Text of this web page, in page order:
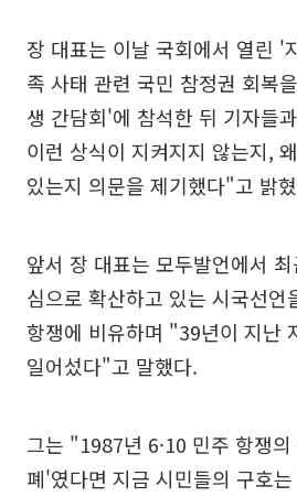
장 대표는 이날 국회에서 열린 '
족 사태 관련 국민 참정권 회복
생 간담회'에 참석한 뒤 기자들
이런 상식이 지켜지지 않는지,
있는지 의문을 제기했다"고 밝
앞서 장 대표는 모두발언에서
심으로 확산하고 있는 시국선언
항쟁에 비유하며 "39년이 지난
일어섰다"고 말했다.
그는 "1987년 6·10 민주 항쟁
폐'였다면 지금 시민들의 구호